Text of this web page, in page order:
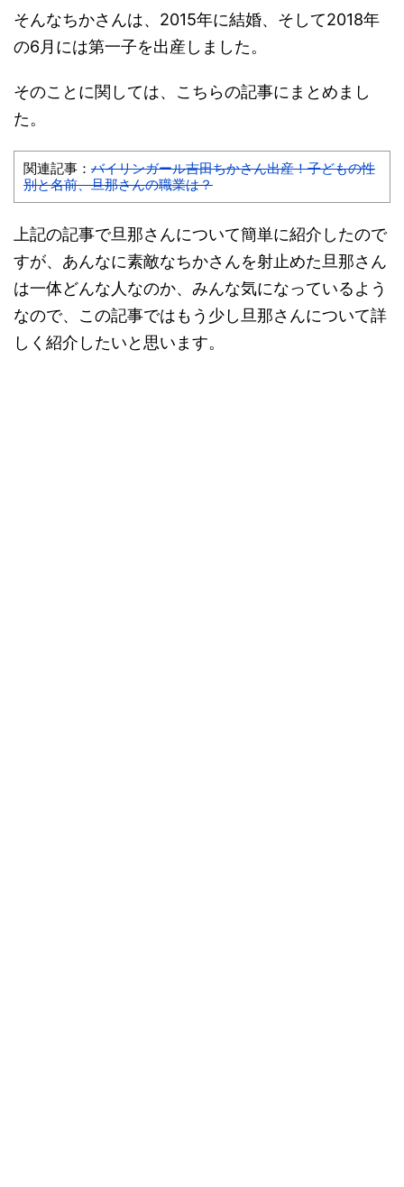
そんなちかさんは、2015年に結婚、そして2018年
の6月には第一子を出産しました。
そのことに関しては、こちらの記事にまとめまし
た。
関連記事： バイリンガール吉田ちかさん出産！子どもの性
別と名前、旦那さんの職業は？
上記の記事で旦那さんについて簡単に紹介したので
すが、あんなに素敵なちかさんを射止めた旦那さん
は一体どんな人なのか、みんな気になっているよう
なので、この記事ではもう少し旦那さんについて詳
しく紹介したいと思います。